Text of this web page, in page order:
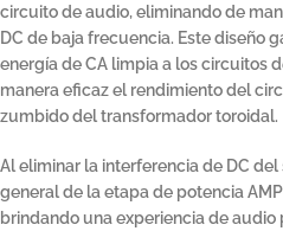
circuito de audio, eliminando de
DC de baja frecuencia. Este diseño
energía de CA limpia a los circuitos
manera eficaz el rendimiento del
zumbido del transformador toroidal.
Al eliminar la interferencia de DC
general de la etapa de potencia
brindando una experiencia de audio